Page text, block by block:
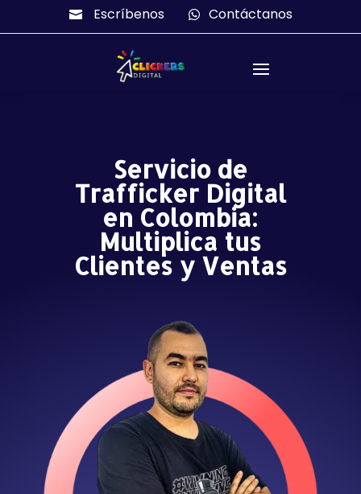
 Escríbenos  Contáctanos
Servicio de
Trafficker Digital
en Colombia:
Multiplica tus
Clientes y Ventas